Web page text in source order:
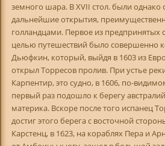
земного шара. В XVII стол. были однако
дальнейшие открытия,
голландцами. Первое из предпринятых
целью путешествий было совершенно
Дьюфкин, который, выйдя в 1603 из
открыл Торресов пролив. При устье
Карпентир, это судно, в 1606, по-
первый раз подошло к берегу
материка. Вскоре после того испанец
достиг этого берега с восточной
Карстенц, в 1623, на кораблях Пера и